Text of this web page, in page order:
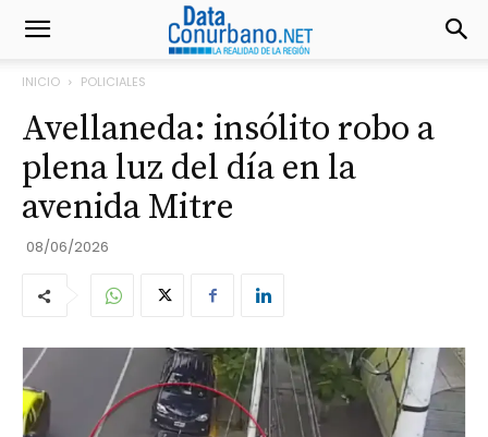
INICIO POLICIALES
Avellaneda: insólito robo a
plena luz del día en la
avenida Mitre
08/06/2026